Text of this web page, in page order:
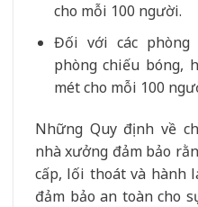
cho mỗi 100 người.
Đối với các
phòng chiếu bóng,
mét cho mỗi 100
Những Quy định về
nhà xưởng đảm bảo
cấp, lối thoát và hành
đảm bảo an toàn cho